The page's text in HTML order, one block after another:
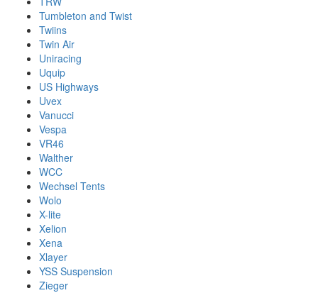
Tumbleton and Twist
Twiins
Twin Air
Uniracing
Uquip
US Highways
Uvex
Vanucci
Vespa
VR46
Walther
WCC
Wechsel Tents
Wolo
X-lite
Xelion
Xena
Xlayer
YSS Suspension
Zieger